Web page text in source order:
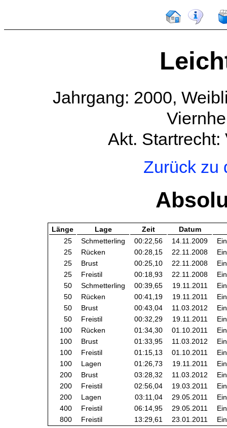
Jahrgang: 2000,
Akt.
Zurück zu
Länge Lage Zeit
Datum
25
Schmetterling 00:22,56 14.11.2009
25
Rücken 00:28,15 22.11.2008
25
Brust 00:25,10 22.11.2008
25
Freistil 00:18,93 22.11.2008
50
Schmetterling 00:39,65 19.11.2011
50
Rücken 00:41,19 19.11.2011
50
Brust 00:43,04 11.03.2012
50
Freistil 00:32,29 19.11.2011
100
Rücken 01:34,30 01.10.2011
100
Brust 01:33,95 11.03.2012
100
Freistil 01:15,13 01.10.2011
100
Lagen 01:26,73 19.11.2011
200
Brust 03:28,32 11.03.2012
200
Freistil 02:56,04 19.03.2011
200
Lagen 03:11,04 29.05.2011
400
Freistil 06:14,95 29.05.2011
800
Freistil 13:29,61 23.01.2011